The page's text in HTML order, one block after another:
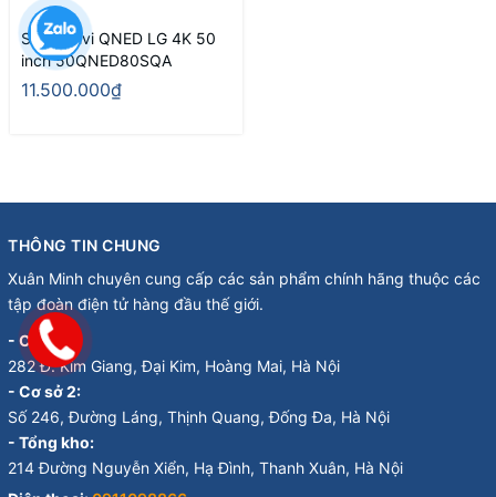
Smart Tivi QNED LG 4K 50
inch 50QNED80SQA
11.500.000₫
THÔNG TIN CHUNG
Xuân Minh chuyên cung cấp các sản phẩm chính hãng thuộc các
tập đoàn điện tử hàng đầu thế giới.
- Cơ sở 1:
282 Đ. Kim Giang, Đại Kim, Hoàng Mai, Hà Nội
- Cơ sở 2:
Số 246, Đường Láng, Thịnh Quang, Đống Đa, Hà Nội
- Tổng kho:
214 Đường Nguyễn Xiển, Hạ Đình, Thanh Xuân, Hà Nội